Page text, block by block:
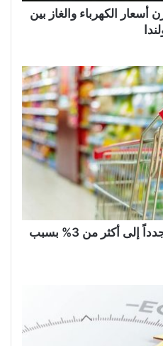
أسعار الكهرباء والغاز بين
ارتفاع التضخم في هولندا مجدداً إلى أكثر من 3% بسبب